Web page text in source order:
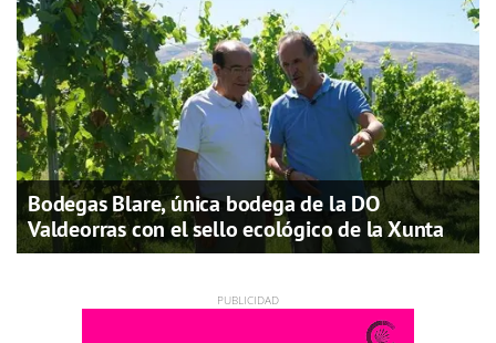
Bodegas Blare, única bodega de la DO
Valdeorras con el sello ecológico de la Xunta